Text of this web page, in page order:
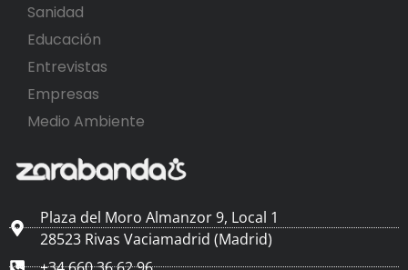
Sanidad
Educación
Entrevistas
Empresas
Medio Ambiente
Plaza del Moro Almanzor 9, Local 1
28523 Rivas Vaciamadrid (Madrid)